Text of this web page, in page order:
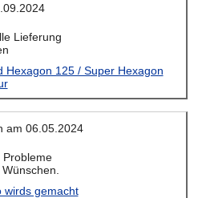
Lieferung
Hexagon 125 / Super Hexagon
am 06.05.2024
Probleme
wirds gemacht